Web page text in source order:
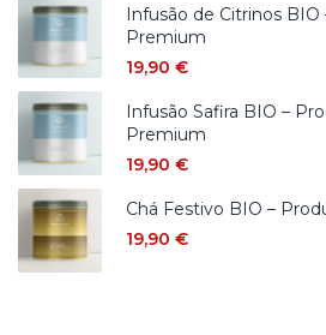
Infusão de Citrinos
Premium
19,90 €
Infusão Safira BIO –
Premium
19,90 €
Chá Festivo BIO –
19,90 €